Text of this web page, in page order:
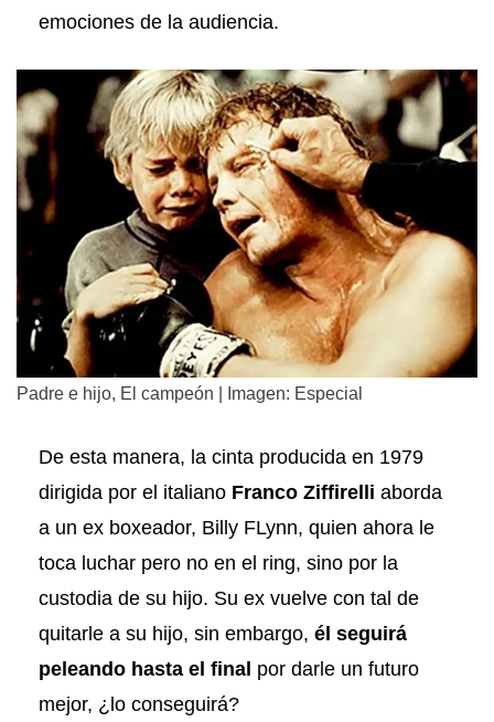
emociones de la audiencia.
Padre e hijo, El campeón | Imagen: Especial
De esta manera, la cinta producida en 1979
dirigida por el italiano Franco Ziffirelli aborda
a un ex boxeador, Billy FLynn, quien ahora le
toca luchar pero no en el ring, sino por la
custodia de su hijo. Su ex vuelve con tal de
quitarle a su hijo, sin embargo, él seguirá
peleando hasta el final por darle un futuro
mejor, ¿lo conseguirá?